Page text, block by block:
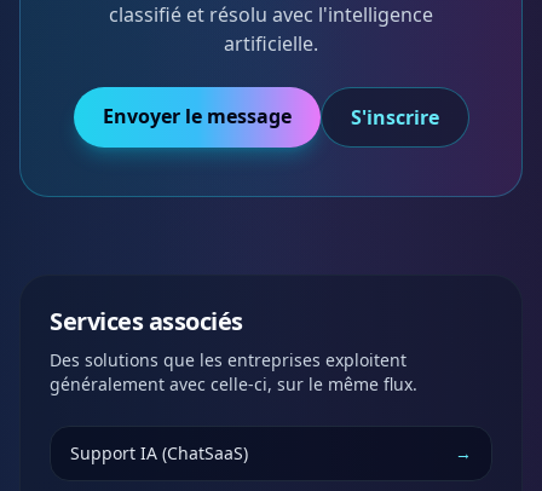
classifié et résolu avec l'intelligence
artificielle.
Envoyer le message S'inscrire
Services associés
Des solutions que les entreprises exploitent
généralement avec celle-ci, sur le même flux.
Support IA (ChatSaaS) →